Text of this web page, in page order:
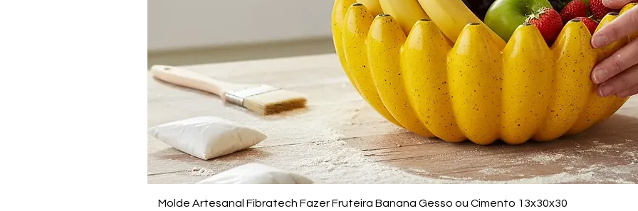
Visualização rápida
Molde Artesanal Fibratech Fazer Fruteira Banana Gesso ou Cimento 13x30x30